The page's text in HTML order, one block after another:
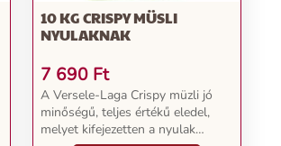
10 KG CRISPY MÜSLI
NYULAKNAK
7 690 Ft
A Versele-Laga Crispy müzli jó
minőségű, teljes értékű eledel,
melyet kifejezetten a nyulak